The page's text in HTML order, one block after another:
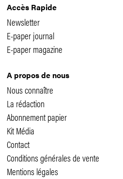
Accès Rapide
Newsletter
E-paper journal
E-paper magazine
A propos de nous
Nous connaître
La rédaction
Abonnement papier
Kit Média
Contact
Conditions générales de vente
Mentions légales